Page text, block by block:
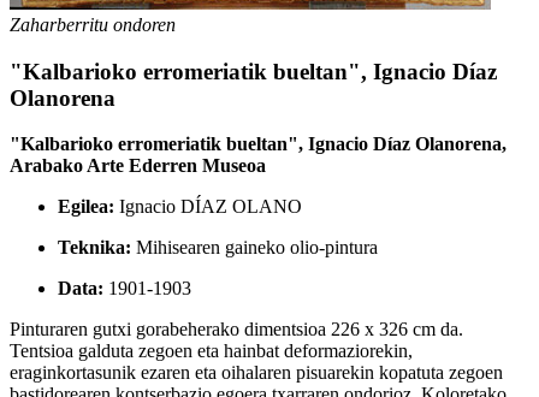
Zaharberritu ondoren
"Kalbarioko erromeriatik bueltan", Ignacio Díaz
Olanorena
"Kalbarioko erromeriatik bueltan", Ignacio Díaz Olanorena,
Arabako Arte Ederren Museoa
Egilea: Ignacio DÍAZ OLANO
Teknika: Mihisearen gaineko olio-pintura
Data: 1901-1903
Pinturaren gutxi gorabeherako dimentsioa 226 x 326 cm da.
Tentsioa galduta zegoen eta hainbat deformaziorekin,
eraginkortasunik ezaren eta oihalaren pisuarekin kopatuta zegoen